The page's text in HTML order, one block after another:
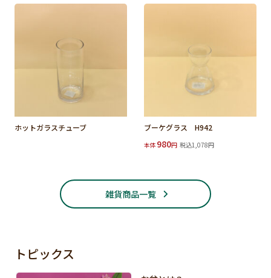
ホットガラスチューブ ブーケグラス H942
本体 980円 税込1,078円
雑貨商品一覧
トピックス